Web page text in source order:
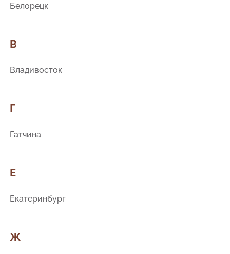
Белорецк
В
Владивосток
Г
Гатчина
Е
Екатеринбург
Ж